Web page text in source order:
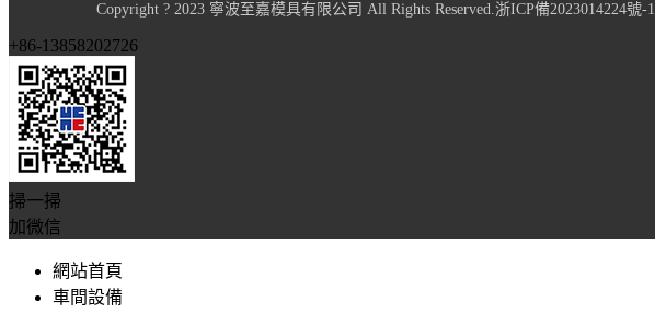
Copyright ? 2023 寧波至嘉模具有限公司 All Rights Reserved.浙ICP備2023014224號-1
+86-13858202726
掃一掃
加微信
網站首頁
車間設備